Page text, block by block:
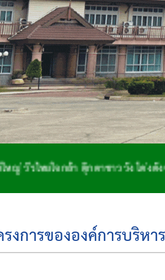
ยใจกล้า ตุ๊กตาชาววัง โด่งดังจักสา
งการขององค์การบริห